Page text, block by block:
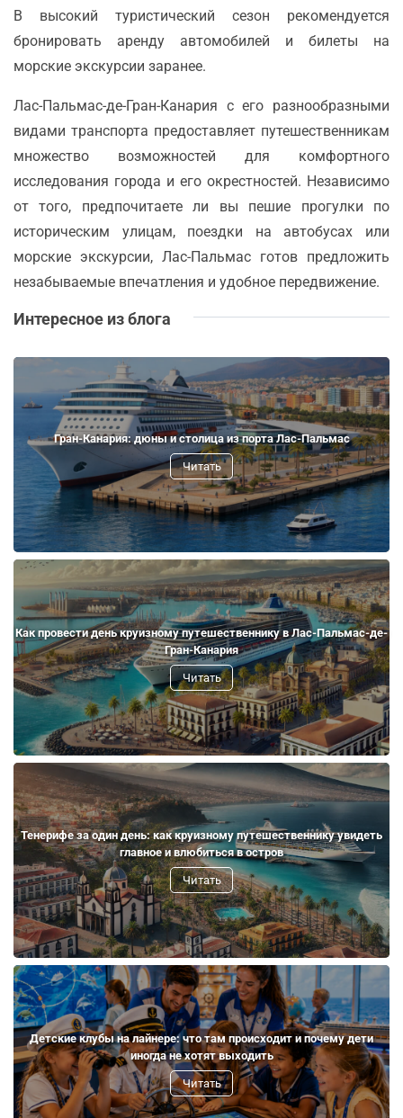
В высокий туристический сезон рекомендуется
бронировать аренду автомобилей и билеты на
морские экскурсии заранее.
Лас-Пальмас-де-Гран-Канария с его разнообразными
видами транспорта предоставляет путешественникам
множество возможностей для комфортного
исследования города и его окрестностей. Независимо
от того, предпочитаете ли вы пешие прогулки по
историческим улицам, поездки на автобусах или
морские экскурсии, Лас-Пальмас готов предложить
незабываемые впечатления и удобное передвижение.
Интересное из блога
Гран-Канария: дюны и столица из порта Лас-Пальмас
Читать
Как провести день круизному путешественнику в Лас-Пальмас-де-
Гран-Канария
Читать
Тенерифе за один день: как круизному путешественнику увидеть
главное и влюбиться в остров
Читать
Детские клубы на лайнере: что там происходит и почему дети
иногда не хотят выходить
Читать